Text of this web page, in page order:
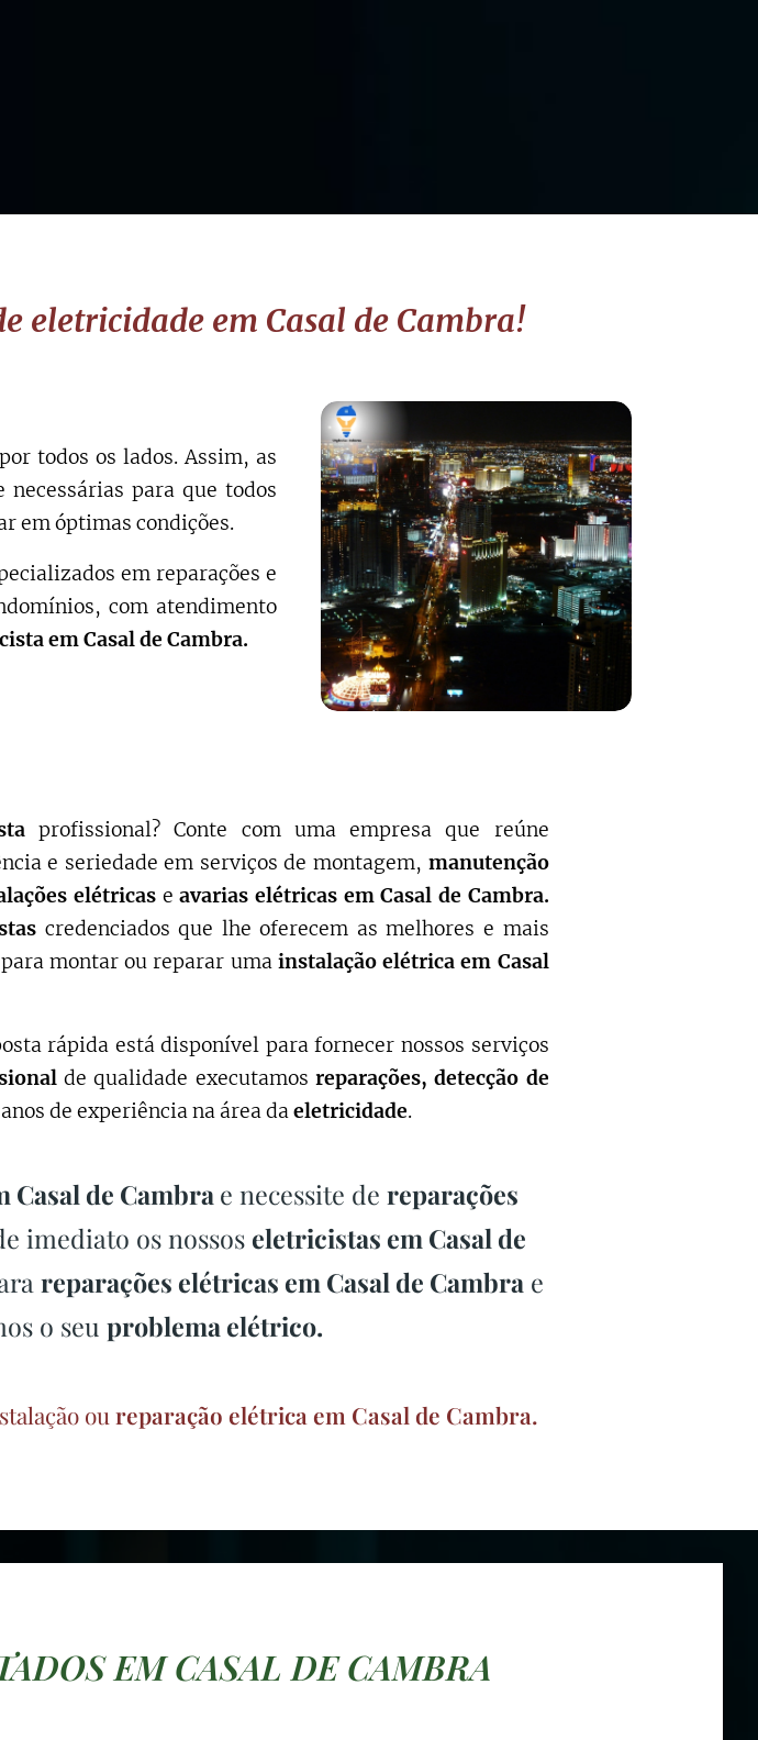
eletricidade em Casal de Cambra!
todos os lados. Assim, as
para que todos
em óptimas condições.
em reparações e
com atendimento
em Casal de Cambra.
profissional? Conte com uma empresa que reúne
e seriedade em serviços de montagem, manutenção
elétricas eavarias elétricas em Casal de Cambra.
credenciados que lhe oferecem as melhores e mais
montar ou reparar uma instalação elétrica em Casal
rápida está disponível para fornecer nossos serviços
de qualidade executamos reparações, detecção de
de experiência na área daeletricidade.
Casal de Cambra e necessite de reparações
imediato os nossos eletricistas em Casal de
reparações elétricas em Casal de Cambra e
o seu problema elétrico.
ou reparação elétrica em Casal de Cambra.
EM CASAL DE CAMBRA